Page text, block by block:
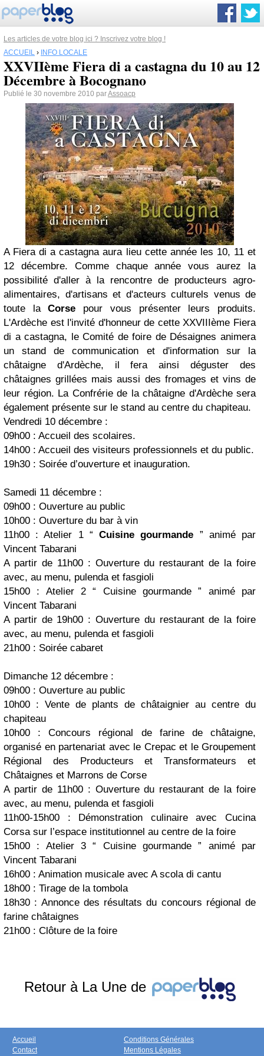
Les articles de votre blog ici ? Inscrivez votre blog !
ACCUEIL › INFO LOCALE
XXVIIème Fiera di a castagna du 10 au 12
Décembre à Bocognano
Publié le 30 novembre 2010 parAssoacp
A Fiera di a castagna aura lieu cette année les 10, 11 et
12 décembre. Comme chaque année vous aurez la
possibilité d'aller à la rencontre de producteurs agro-
alimentaires, d'artisans et d'acteurs culturels venus de
toute laCorse pour vous présenter leurs produits.
L'Ardèche est l'invité d'honneur de cette XXVIIIème Fiera
di a castagna, le Comité de foire de Désaignes animera
un stand de communication et d'information sur la
châtaigne d'Ardèche, il fera ainsi déguster des
châtaignes grillées mais aussi des fromages et vins de
leur région. La Confrérie de la châtaigne d'Ardèche sera
également présente sur le stand au centre du chapiteau.
Vendredi 10 décembre :
09h00 : Accueil des scolaires.
14h00 : Accueil des visiteurs professionnels et du public.
19h30 : Soirée d’ouverture et inauguration.
Samedi 11 décembre :
09h00 : Ouverture au public
10h00 : Ouverture du bar à vin
11h00 :Atelier 1 “Cuisine gourmande ” animé par
Vincent Tabarani
A partir de 11h00 : Ouverture du restaurant de la foire
avec, au menu, pulenda et fasgioli
15h00 : Atelier 2 “ Cuisine gourmande ” animé par
Vincent Tabarani
A partir de 19h00 : Ouverture du restaurant de la foire
avec, au menu, pulenda et fasgioli
21h00 : Soirée cabaret
Dimanche 12 décembre :
09h00 : Ouverture au public
10h00 : Vente de plants de châtaignier au centre du
chapiteau
10h00 :Concours régional de farine de châtaigne,
organisé en partenariat avec le Crepac et le Groupement
Régional des Producteurs et Transformateurs et
Châtaignes et Marrons de Corse
A partir de 11h00 : Ouverture du restaurant de la foire
avec, au menu, pulenda et fasgioli
11h00-15h00 : Démonstration culinaire avec Cucina
Corsa sur l’espace institutionnel au centre de la foire
15h00 : Atelier 3 “ Cuisine gourmande ” animé par
Vincent Tabarani
16h00 : Animation musicale avec A scola di cantu
18h00 : Tirage de la tombola
18h30 : Annonce des résultats du concours régional de
farine châtaignes
21h00 : Clôture de la foire
Retour à La Une de
Accueil
Contact
Conditions Générales
Mentions Légales